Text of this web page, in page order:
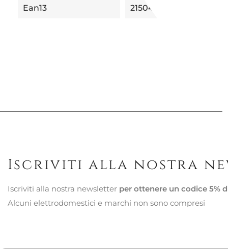
Ean13 215040100001
Iscriviti alla nostra
Iscriviti alla nostra newsletter per ottenere un codice 5%
Alcuni elettrodomestici e marchi non sono compresi